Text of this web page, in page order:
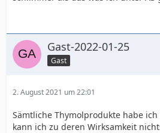
Gast-2022-01-25
Gast
2. August 2021 um 22:01
Sämtliche Thymolprodukte habe
kann ich zu deren Wirksamkeit